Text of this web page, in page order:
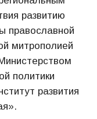
развитию
православной
митрополией
политики
развития